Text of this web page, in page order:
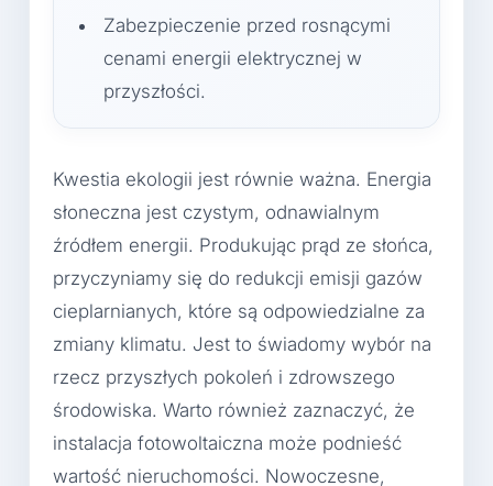
Zabezpieczenie przed rosnącymi
cenami energii elektrycznej w
przyszłości.
Kwestia ekologii jest równie ważna. Energia
słoneczna jest czystym, odnawialnym
źródłem energii. Produkując prąd ze słońca,
przyczyniamy się do redukcji emisji gazów
cieplarnianych, które są odpowiedzialne za
zmiany klimatu. Jest to świadomy wybór na
rzecz przyszłych pokoleń i zdrowszego
środowiska. Warto również zaznaczyć, że
instalacja fotowoltaiczna może podnieść
wartość nieruchomości. Nowoczesne,